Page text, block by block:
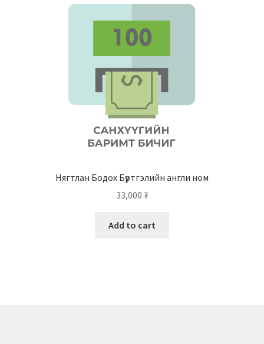
Нягтлан Бодох Бүртгэлийн англи ном
33,000 ₮
Add to cart